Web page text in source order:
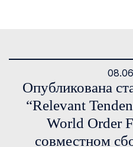
Опубликована
“Relevant
World Order
совместном